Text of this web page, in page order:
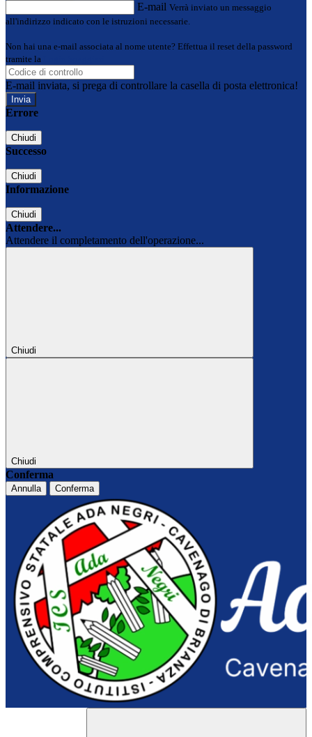
E-mail Verrà inviato un messaggio
all'indirizzo indicato con le istruzioni necessarie.
Non hai una e-mail associata al nome utente? Effettua il reset della password
tramite la
E-mail inviata, si prega di controllare la casella di posta elettronica!
Errore
Chiudi
Successo
Chiudi
Informazione
Chiudi
Attendere...
Attendere il completamento dell'operazione...
Chiudi
Chiudi
Conferma
Annulla Conferma